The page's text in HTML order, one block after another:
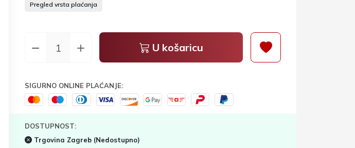
Pregled vrsta plaćanja
U košaricu
SIGURNO ONLINE PLAĆANJE:
DOSTUPNOST:
Trgovina Zagreb (Nedostupno)